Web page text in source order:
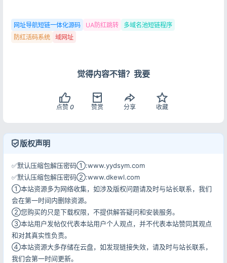
网址导航短链一体化源码 UA防红跳转
多域名池短链程序
防红活码系统
域网址
觉得内容不错？我要
点赞 0 赞赏 分享 收藏
版权声明
✅默认压缩包解压密码①:www.yydsym.com
✅默认压缩包解压密码②:www.dkewl.com
①本站资源多为网络收集，如涉及版权问题请及时与站长联系，我们
会在第一时间内删除资源。
②您购买的只是下载权限，不提供解答疑问和安装服务。
③本站用户发帖仅代表本站用户个人观点，并不代表本站赞同其观点
和对其真实性负责。
④本站资源大多存储在云盘，如发现链接失效，请及时与站长联系，
我们会第一时间更新。